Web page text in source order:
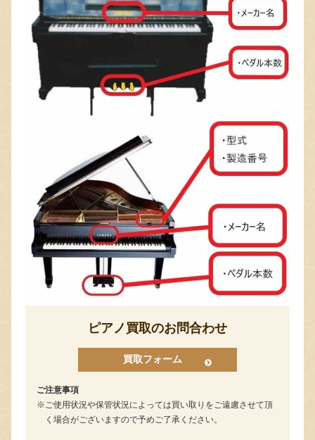
ピアノ買取のお問合わせ
買取フォーム
ご注意事項
ご使用状況や保管状況によっては買い取りをご遠慮させて頂
く場合がございますので予めご了承ください。